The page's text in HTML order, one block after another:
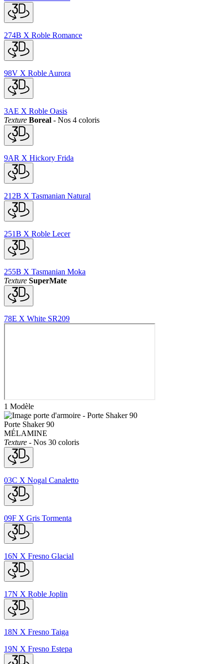
274B X Roble Romance
98V X Roble Aurora
3AE X Roble Oasis
Texture Boreal - Nos 4 coloris
9AR X Hickory Frida
212B X Tasmanian Natural
251B X Roble Lecer
255B X Tasmanian Moka
Texture SuperMate
78E X White SR209
1 Modèle
Porte Shaker 90
MÉLAMINE
Texture - Nos 30 coloris
03C X Nogal Canaletto
09F X Gris Tormenta
16N X Fresno Glacial
17N X Roble Joplin
18N X Fresno Taiga
19N X Fresno Estepa